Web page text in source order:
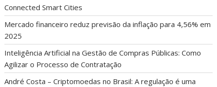
Connected Smart Cities
Mercado financeiro reduz previsão da inflação para 4,56% em
2025
Inteligência Artificial na Gestão de Compras Públicas: Como
Agilizar o Processo de Contratação
André Costa – Criptomoedas no Brasil: A regulação é uma